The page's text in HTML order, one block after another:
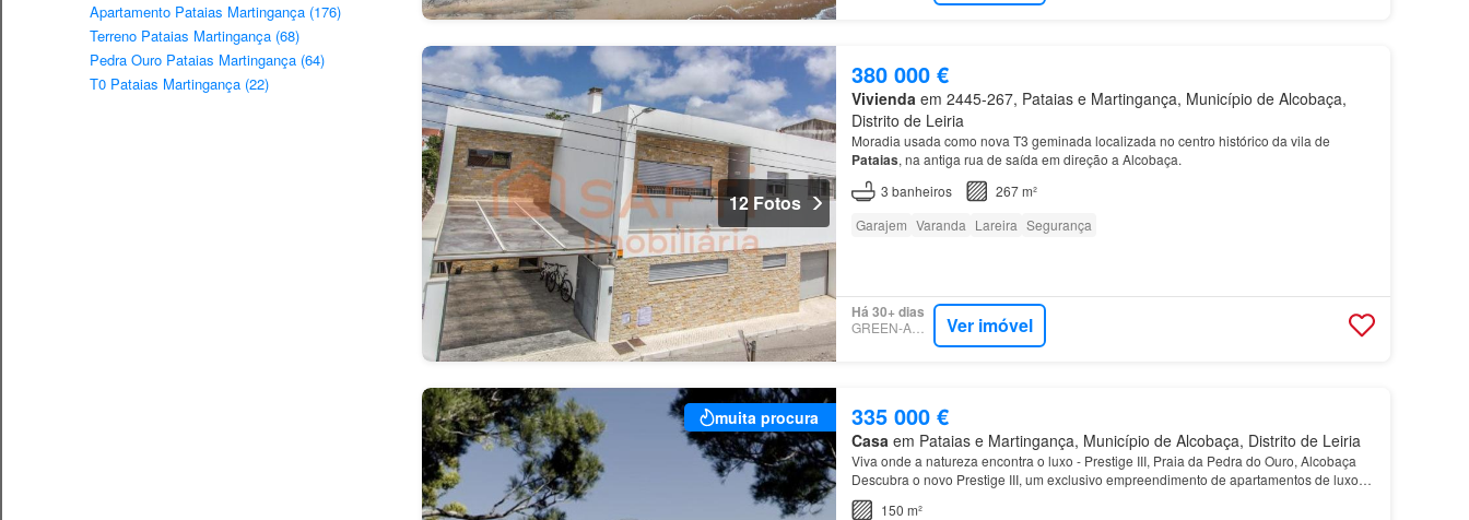
Apartamento Pataias Martingança (176)
Terreno Pataias Martingança (68)
Pedra Ouro Pataias Martingança (64)
T0 Pataias Martingança (22)
12 Fotos
380 000 €
Vivienda em 2445-267, Pataias e Martingança, Município de Alcobaça,
Distrito de Leiria
Moradia usada como nova T3 geminada localizada no centro histórico da vila de
Pataias, na antiga rua de saída em direção a Alcobaça.
3 banheiros
267 m²
Garajem Varanda Lareira Segurança
Há 30+ dias
GREEN-ACRES Ver imóvel
muita procura 335 000 €
Casa em Pataias e Martingança, Município de Alcobaça, Distrito de Leiria
Viva onde a natureza encontra o luxo - Prestige III, Praia da Pedra do Ouro, Alcobaça
Descubra o novo Prestige III, um exclusivo empreendimento de apartamentos de luxo
localizado na belíssima Praia da Pedra do Ouro, em Alcoba…
150 m²